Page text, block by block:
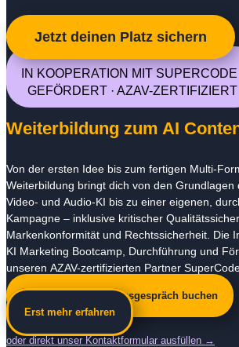
Jetzt deinen Platz sichern
IN KOOPERATION MIT SUPERCODE
GEFÖRDERT · AZAV-ZERTIFIZIERT
Weiterbildung zum AI
Von der ersten Idee bis zum fertigen Multi-
Weiterbildung bringt dich von den Grundlagen
Video- und Audio-KI bis zu einer eigenen,
Kampagne – inklusive kritischer
Markenkonformität und Rechtssicherheit. Die
KI Marketing Bootcamp, Durchführung und
unseren AZAV-zertifizierten Partner
Kostenloses Beratungsgespräch buchen
Erst mehr erfahren
oder direkt unser Kontaktformular ausfüllen →